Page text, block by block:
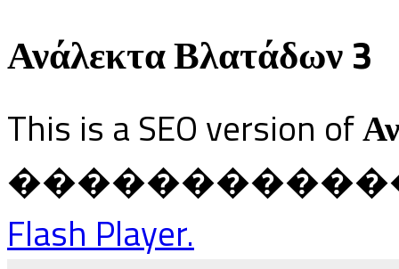
Ανάλεκτα Βλατάδων 3
This is a SEO version of
������������
Flash Player.